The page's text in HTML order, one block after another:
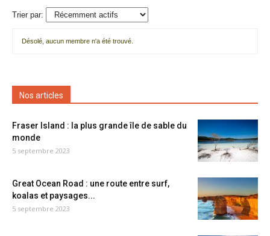
Trier par:
amis
Désolé, aucun membre n'a été trouvé.
Nos articles
Fraser Island : la plus grande île de sable du
monde
5 septembre 2023
Great Ocean Road : une route entre surf,
koalas et paysages...
5 septembre 2023